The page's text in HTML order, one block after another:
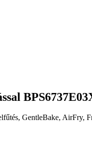
GentleBake, AirFry,